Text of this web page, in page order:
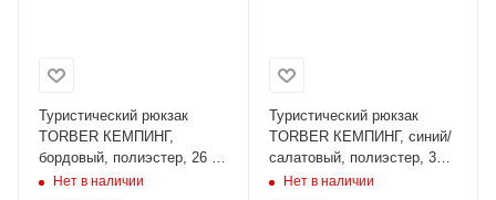
Туристический рюкзак
TORBER КЕМПИНГ,
бордовый, полиэстер, 26 х
48 х 12 см
Нет в наличии
Туристический рюкзак
TORBER КЕМПИНГ, синий/
салатовый, полиэстер, 36 х
54 х 16 см
Нет в наличии